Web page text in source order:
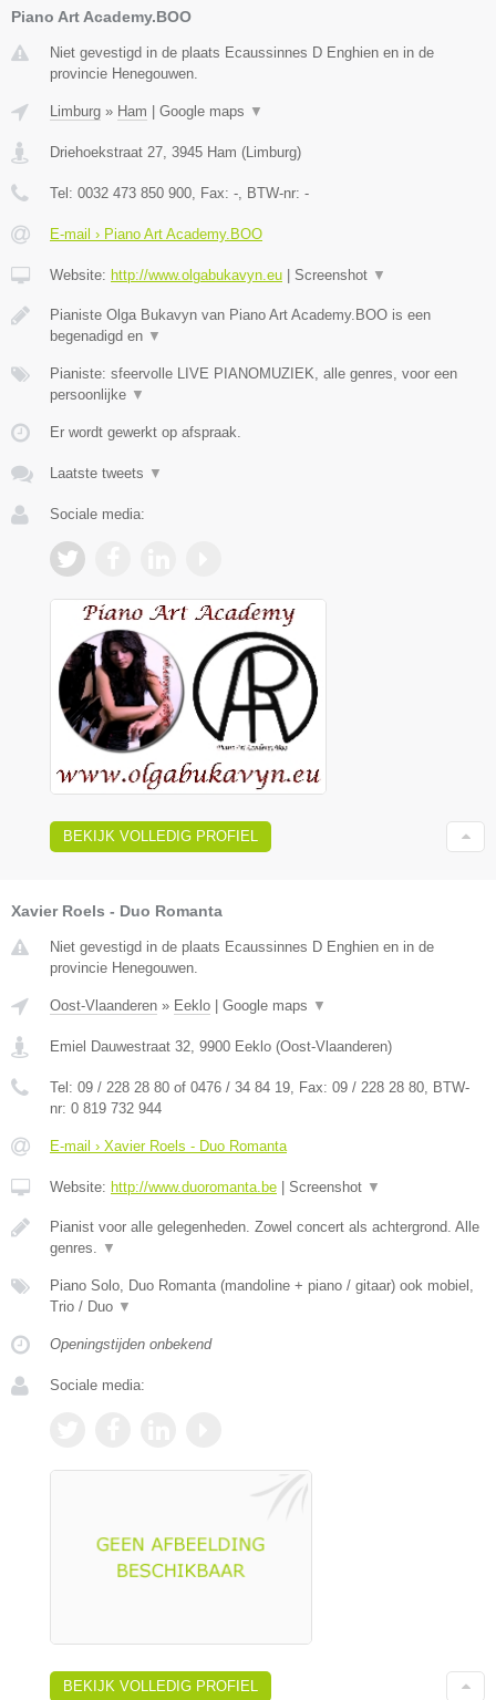
Piano Art Academy.BOO
Niet gevestigd in de plaats Ecaussinnes D Enghien en in de
provincie Henegouwen.
Limburg » Ham Google maps ▼
Driehoekstraat 27, 3945 Ham (Limburg)
Tel: 0032 473 850 900, Fax: -, BTW-nr: -
E-mail › Piano Art Academy.BOO
Website: http://www.olgabukavyn.eu Screenshot ▼
Pianiste Olga Bukavyn van Piano Art Academy.BOO is een
begenadigd en ▼
Pianiste: sfeervolle LIVE PIANOMUZIEK, alle genres, voor een
persoonlijke ▼
Er wordt gewerkt op afspraak.
Laatste tweets ▼
Sociale media:
BEKIJK VOLLEDIG PROFIEL
Xavier Roels - Duo Romanta
Niet gevestigd in de plaats Ecaussinnes D Enghien en in de
provincie Henegouwen.
Oost-Vlaanderen » Eeklo | Google maps ▼
Emiel Dauwestraat 32 9900 Eeklo (Oost-Vlaanderen)
Tel: 09 / 228 28 80 of 0476 / 34 84 19 , Fax: 09 / 228 28 80 , BTW-
nr: 0 819 732 944
E-mail › Xavier Roels - Duo Romanta
Website: http://www.duoromanta.be | Screenshot ▼
Pianist voor alle gelegenheden. Zowel concert als achtergrond. Alle
genres.
▼
Piano Solo, Duo Romanta (mandoline + piano / gitaar) ook mobiel,
Trio / Duo ▼
Openingstijden onbekend
Sociale media:
BEKIJK VOLLEDIG PROFIEL